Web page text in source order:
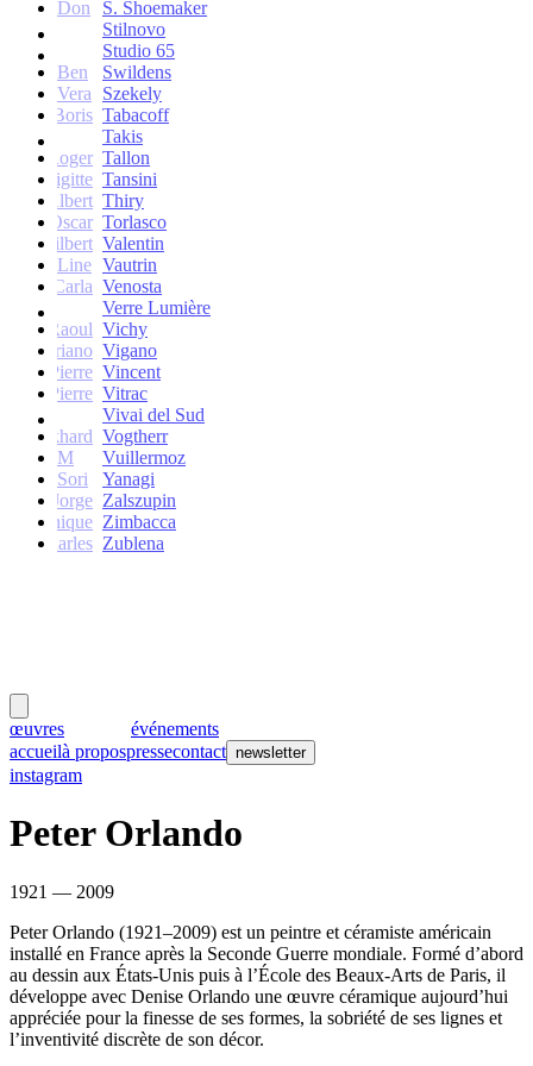
Don
S. Shoemaker
Stilnovo
Studio 65
Ben
Swildens
Vera
Szekely
Boris Tabacoff
Takis
Roger Tallon
Brigitte Tansini
Albert Thiry
Oscar Torlasco
Gilbert Valentin
Line Vautrin
Carla Venosta
Verre Lumière
Raoul Vichy
Vittoriano Vigano
Jean-Pierre Vincent
Jean-Pierre Vitrac
Vivai del Sud
Burkhard Vogtherr
M
Vuillermoz
Sori
Yanagi
Jorge Zalszupin
Dominique Zimbacca
Charles Zublena
œuvres
événements
accueilà propospressecontact newsletter
instagram
Peter Orlando
1921 — 2009
Peter Orlando (1921–2009) est un peintre et céramiste américain
installé en France après la Seconde Guerre mondiale. Formé d’abord
au dessin aux États-Unis puis à l’École des Beaux-Arts de Paris, il
développe avec Denise Orlando une œuvre céramique aujourd’hui
appréciée pour la finesse de ses formes, la sobriété de ses lignes et
l’inventivité discrète de son décor.